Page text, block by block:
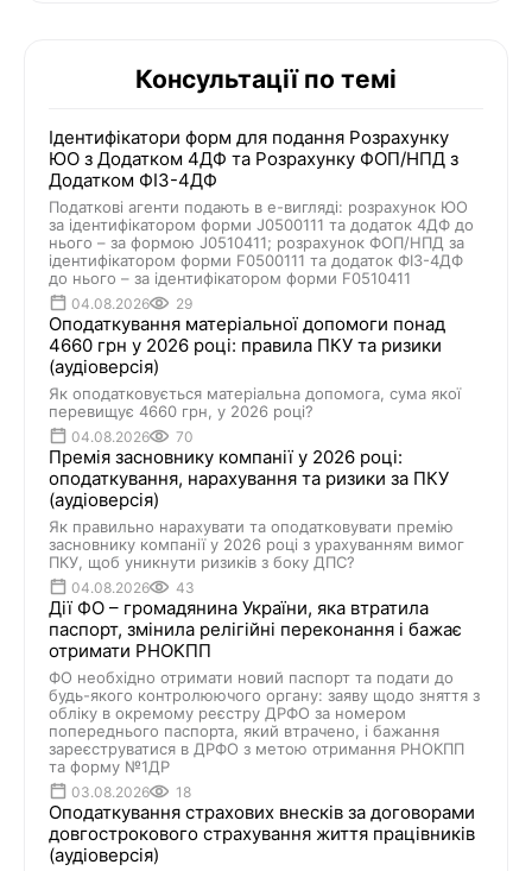
Консультації по темі
Ідентифікатори форм для подання Розрахунку
ЮО з Додатком 4ДФ та Розрахунку ФОП/НПД з
Додатком ФІЗ-4ДФ
Податкові агенти подають в е-вигляді: розрахунок ЮО
за ідентифікатором форми J0500111 та додаток 4ДФ до
нього – за формою J0510411; розрахунок ФОП/НПД за
ідентифікатором форми F0500111 та додаток ФІЗ-4ДФ
до нього – за ідентифікатором форми F0510411
04.08.2026 29
Оподаткування матеріальної допомоги понад
4660 грн у 2026 році: правила ПКУ та ризики
(аудіоверсія)
Як оподатковується матеріальна допомога, сума якої
перевищує 4660 грн, у 2026 році?
04.08.2026 70
Премія засновнику компанії у 2026 році:
оподаткування, нарахування та ризики за ПКУ
(аудіоверсія)
Як правильно нарахувати та оподатковувати премію
засновнику компанії у 2026 році з урахуванням вимог
ПКУ, щоб уникнути ризиків з боку ДПС?
04.08.2026 43
Дії ФО – громадянина України, яка втратила
паспорт, змінила релігійні переконання i бажає
отримати PHOKПП
ФО необхідно отримати новий паспорт та подати до
будь-якого контролюючого органу: заяву щодо зняття з
обліку в окремому реєстру ДРФО за номером
попереднього паспорта, який втрачено, і бажання
зареєструватися в ДРФО з метою отримання PHOKПП
та форму №1ДР
03.08.2026 18
Оподаткування страхових внесків за договорами
довгострокового страхування життя працівників
(аудіоверсія)